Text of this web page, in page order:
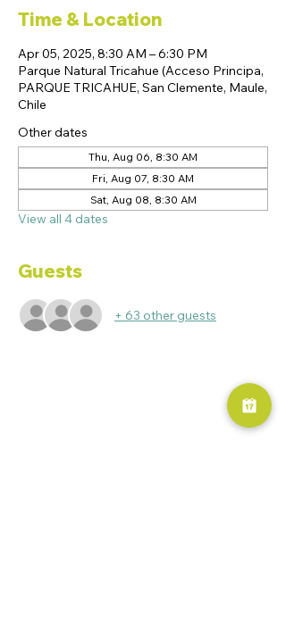
Time & Location
Apr 05, 2025, 8:30 AM – 6:30 PM
Parque Natural Tricahue (Acceso Principa,
PARQUE TRICAHUE, San Clemente, Maule,
Chile
Other dates
Thu, Aug 06, 8:30 AM
Fri, Aug 07, 8:30 AM
Sat, Aug 08, 8:30 AM
View all 4 dates
Guests
+ 63 other guests